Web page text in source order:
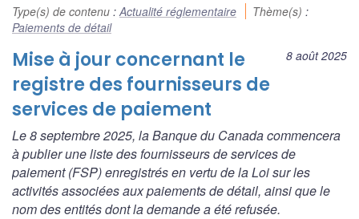
Type(s) de contenu : Actualité réglementaire Thème(s) :
Paiements de détail
8 août 2025
Mise à jour concernant le
registre des fournisseurs de
services de paiement
Le 8 septembre 2025, la Banque du Canada commencera
à publier une liste des fournisseurs de services de
paiement (FSP) enregistrés en vertu de laLoi sur les
activités associées aux paiements de détail, ainsi que le
nom des entités dont la demande a été refusée.